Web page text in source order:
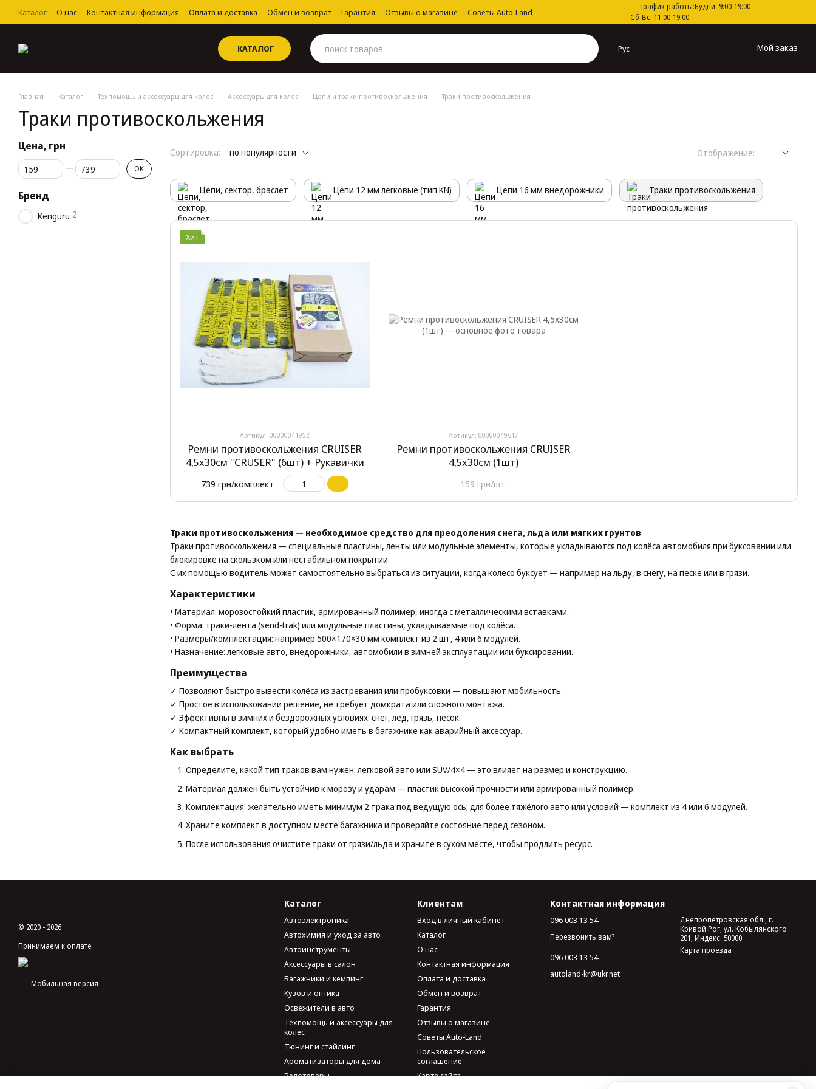
Перейти к основному контенту
Каталог О нас Контактная информация Оплата и доставка Обмен и возврат Гарантия Отзывы о магазине
Советы Auto-Land
Пользовательское соглашение
График работы:Будни: 9:00-19:00
Сб-Вс: 11:00-19:00
КАТАЛОГ Рус Мой заказ
Главная Каталог Техпомощь и аксессуары для колес Аксессуары для колес Цепи и траки противоскольжения Траки противоскольжения
Траки противоскольжения
Сортировка: по популярности Отображение:
Цепи, сектор, браслет Цепи 12 мм легковые (тип KN) Цепи 16 мм внедорожники Траки противоскольжения
Траки противоскольжения — необходимое средство для преодоления снега, льда или мягких грунтов
Траки противоскольжения — специальные пластины, ленты или модульные элементы, которые укладываются под колёса автомобиля при буксовании или
блокировке на скользком или нестабильном покрытии.
С их помощью водитель может самостоятельно выбраться из ситуации, когда колесо буксует — например на льду, в снегу, на песке или в грязи.
Характеристики
• Материал: морозостойкий пластик, армированный полимер, иногда с металлическими вставками.
• Форма: траки-лента (send-trak) или модульные пластины, укладываемые под колёса.
• Размеры/комплектация: например 500×170×30 мм комплект из 2 шт, 4 или 6 модулей.
• Назначение: легковые авто, внедорожники, автомобили в зимней эксплуатации или буксировании.
Преимущества
✓ Позволяют быстро вывести колёса из застревания или пробуксовки — повышают мобильность.
✓ Простое в использовании решение, не требует домкрата или сложного монтажа.
✓ Эффективны в зимних и бездорожных условиях: снег, лёд, грязь, песок.
✓ Компактный комплект, который удобно иметь в багажнике как аварийный аксессуар.
Как выбрать
Определите, какой тип траков вам нужен: легковой авто или SUV/4×4 — это влияет на размер и конструкцию.
Материал должен быть устойчив к морозу и ударам — пластик высокой прочности или армированный полимер.
Комплектация: желательно иметь минимум 2 трака под ведущую ось; для более тяжёлого авто или условий — комплект из 4 или 6 модулей.
Храните комплект в доступном месте багажника и проверяйте состояние перед сезоном.
После использования очистите траки от грязи/льда и храните в сухом месте, чтобы продлить ресурс.
Хит
Артикул: 00000041952
Ремни противоскольжения CRUISER
4,5х30см "CRUSER" (6шт) + Рукавички
739 грн/комплект
Артикул: 00000049617
Ремни противоскольжения CRUISER
4,5х30см (1шт)
159 грн/шт.
Цена, грн
От Цена, грн
До Цена, грн OK
Бренд
Kenguru 2
© 2020 - 2026
Принимаем к оплате
Мобильная версия
Каталог
Автоэлектроника
Автохимия и уход за авто
Автоинструменты
Аксессуары в салон
Багажники и кемпинг
Кузов и оптика
Освежители в авто
Техпомощь и аксессуары для
колес
Тюнинг и стайлинг
Ароматизаторы для дома
Велотовары
Клиентам
Вход в личный кабинет
Каталог
О нас
Контактная информация
Оплата и доставка
Обмен и возврат
Гарантия
Отзывы о магазине
Советы Auto-Land
Пользовательское
соглашение
Карта сайта
Контактная информация
096 003 13 54
Перезвонить вам?
096 003 13 54
autoland-kr@ukr.net
Днепропетровская обл., г.
Кривой Рог, ул. Кобылянского
201, Индекс: 50000
Карта проезда